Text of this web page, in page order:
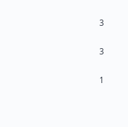
3
3
1